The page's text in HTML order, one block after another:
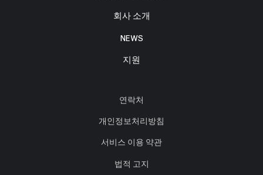
회사 소개
NEWS
지원
연락처
개인정보처리방침
서비스 이용 약관
법적 고지